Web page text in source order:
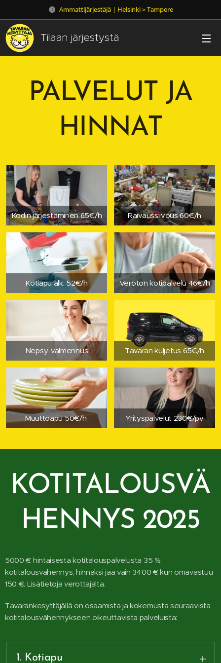
Ammattijärjestäjä | Helsinki > Tampere
Tilaan järjestystä
PALVELUT JA
HINNAT
Kodin järjestäminen 65€/h Raivaussiivous 60€/h
Kotiapu alk. 52€/h Veroton kotipalvelu 46€/h
Nepsy-valmennus Tavaran kuljetus 65€/h
Muuttoapu 50€/h Yrityspalvelut 230€/pv
KOTITALOUSVÄ
HENNYS 2025
5000 € hintaisesta kotitalouspalvelusta 35 %
kotitalousvähennys, hinnaksi jää vain 3400 € kun omavastuu
150 €. Lisätietoja verottajalta.
Tavarankesyttäjällä on osaamista ja kokemusta seuraavista
kotitalousvähennykseen oikeuttavista palveluista:
1. Kotiapu